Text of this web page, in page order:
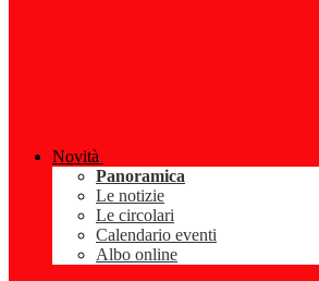
Novità
Panoramica
Le notizie
Le circolari
Calendario eventi
Albo online